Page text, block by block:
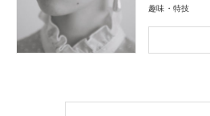
趣味・特技